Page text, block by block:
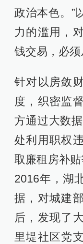
政治本色。”
力的滥用，
钱交易，必须
针对以房敛
度，织密监
方通过大数
处利用职权
取廉租房补贴
2016年，湖
据，对城建
后，发现了
里堤社区党